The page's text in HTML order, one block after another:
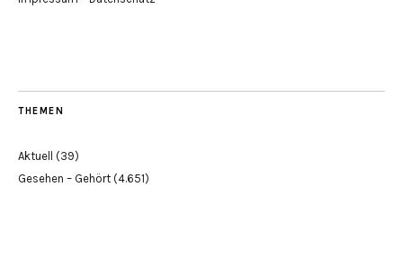
THEMEN
Aktuell
(39)
Gesehen – Gehört (4.651)